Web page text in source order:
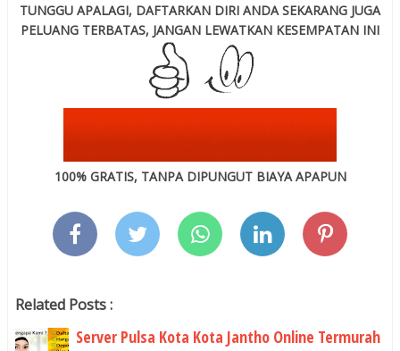
TUNGGU APALAGI, DAFTARKAN DIRI ANDA SEKARANG JUGA
PELUANG TERBATAS, JANGAN LEWATKAN KESEMPATAN INI
100% GRATIS, TANPA DIPUNGUT BIAYA APAPUN
Related Posts :
Server Pulsa Kota Kota Jantho Online Termurah